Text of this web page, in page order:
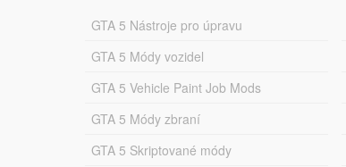
GTA 5 Nástroje pro úpravu
GTA 5 Módy vozidel
GTA 5 Vehicle Paint Job Mods
GTA 5 Módy zbraní
GTA 5 Skriptované módy